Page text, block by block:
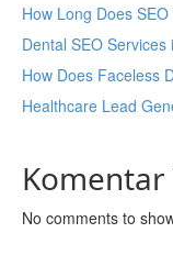
How Long Does
Dental SEO Services
How Does Faceless
Healthcare Lead
No comments to